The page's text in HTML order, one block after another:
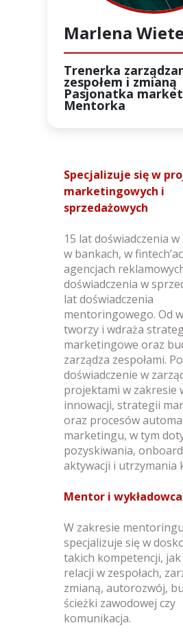
Marlena
Trenerka
zespołem i zmianą
Pasjonatka
Mentorka
Specjalizuje się w
marketingowych i
sprzedażowych
15 lat doświadczenia
w bankach, w
agencjach
doświadczenia w
lat doświadczenia
mentoringowego. Od
tworzy i wdraża
marketingowe oraz
zarządza zespołami.
doświadczenie w
projektami w zakresie
innowacji, strategii
oraz procesów
marketingu, w tym
pozyskiwania,
aktywacji i utrzymania
Mentor i wykładowca
W zakresie
specjalizuje się w
takich kompetencji, jak
relacji w zespołach,
zmianą, autorozwój,
ścieżki zawodowej czy
komunikacja.